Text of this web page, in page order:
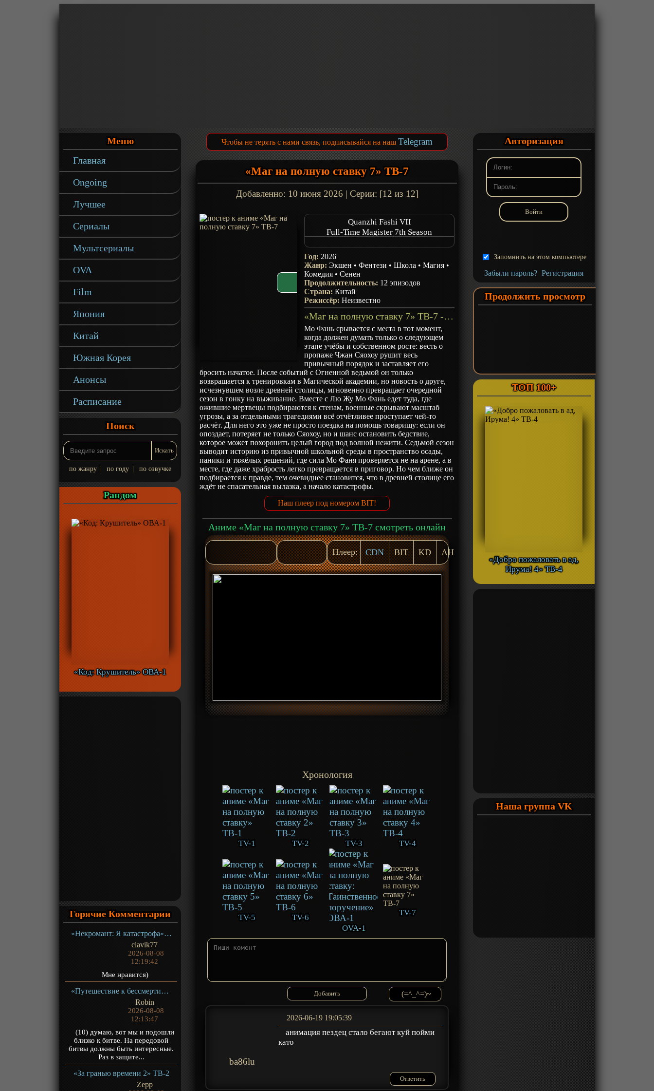
Меню
Главная
Ongoing
Лучшее
Сериалы
Мультсериалы
OVA
Film
Япония
Китай
Южная Корея
Анонсы
Расписание
Поиск
по жанру по году по озвучке
Рандом
«Код: Крушитель» ОВА-1
Горячие Комментарии
«Некромант: Я катастрофа» ТВ-1
clavik77
2026-08-08
12:19:42
Мне нравится)
«Путешествие к бессмертию 5» ТВ-5
Robin
2026-08-08
12:13:47
(10) думаю, вот мы и подошли
близко к битве. На передовой
битвы должны быть интересные.
Раз в защите...
«За гранью времени 2» ТВ-2
Zepp
Чтобы не терять с нами связь, подписывайся на наш Telegram
«Маг на полную ставку 7» ТВ-7
Добавленно: 10 июня 2026 | Серии: [12 из 12]
Quanzhi Fashi VII
Full-Time Magister 7th Season
Almighty Mage 7th Season
Год: 2026
Жанр: Экшен •Фентези •Школа •Магия •
Комедия •Сенен
Продолжительность: 12 эпизодов
Страна:Китай
Режиссёр:Неизвестно
«Маг на полную ставку 7» ТВ-7 - описание
Мо Фань срывается с места в тот момент,
когда должен думать только о следующем
этапе учёбы и собственном росте: весть о
пропаже Чжан Сяохоу рушит весь
привычный порядок и заставляет его
бросить начатое. После событий с Огненной ведьмой он только
возвращается к тренировкам в Магической академии, но новость о друге,
исчезнувшем возле древней столицы, мгновенно превращает очередной
сезон в гонку на выживание. Вместе с Лю Жу Мо Фань едет туда, где
ожившие мертвецы подбираются к стенам, военные скрывают масштаб
угрозы, а за отдельными трагедиями всё отчётливее проступает чей-то
расчёт. Для него это уже не просто поездка на помощь товарищу: если он
опоздает, потеряет не только Сяохоу, но и шанс остановить бедствие,
которое может похоронить целый город под волной нежити. Седьмой сезон
выводит историю из привычной школьной среды в пространство осады,
паники и тяжёлых решений, где сила Мо Фаня проверяется не на арене, а в
месте, где даже храбрость легко превращается в приговор. Но чем ближе он
подбирается к правде, тем очевиднее становится, что в древней столице его
ждёт не спасательная вылазка, а начало катастрофы.
Наш плеер под номером BIT!
Аниме «Маг на полную ставку 7» ТВ-7 смотреть онлайн
Плеер: CDN BIT KD AH
Хронология
TV-1 TV-2 TV-3 TV-4
TV-5
TV-6
OVA-1
TV-7
(=^_^=)~
ba86lu
2026-06-19 19:05:39
анимация пездец стало бегают куй пойми
като
Ответить
Авторизация
Запомнить на этом компьютере
Забыли пароль? Регистрация
Продолжить просмотр
ТОП 100+
«Добро пожаловать в ад,
Ирума! 4» ТВ-4
Наша группа VK